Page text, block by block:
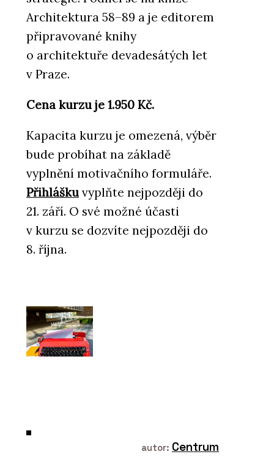
Architektura 58–89 a je editorem
připravované knihy
o architektuře devadesátých let
v Praze.
Cena kurzu je 1.950 Kč.
Kapacita kurzu je omezená, výběr
bude probíhat na základě
vyplnění motivačního formuláře.
Přihláškuvyplňte nejpozději do
21. září. O své možné účasti
v kurzu se dozvíte nejpozději do
8. října.
autor: Centrum